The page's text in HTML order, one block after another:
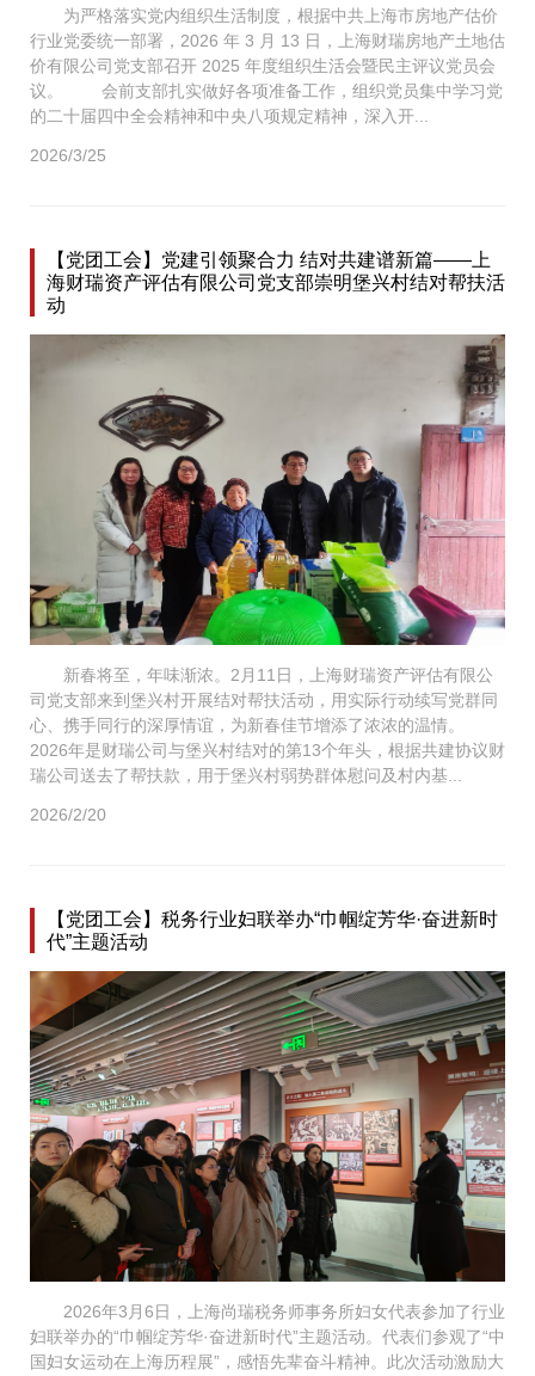
为严格落实党内组织生活制度，根据中共上海市房地产估价
行业党委统一部署，2026 年 3 月 13 日，上海财瑞房地产土地估
价有限公司党支部召开 2025 年度组织生活会暨民主评议党员会
议。 会前支部扎实做好各项准备工作，组织党员集中学习党
的二十届四中全会精神和中央八项规定精神，深入开...
2026/3/25
【党团工会】党建引领聚合力 结对共建谱新篇——上
海财瑞资产评估有限公司党支部崇明堡兴村结对帮扶活
动
新春将至，年味渐浓。2月11日，上海财瑞资产评估有限公
司党支部来到堡兴村开展结对帮扶活动，用实际行动续写党群同
心、携手同行的深厚情谊，为新春佳节增添了浓浓的温情。
2026年是财瑞公司与堡兴村结对的第13个年头，根据共建协议财
瑞公司送去了帮扶款，用于堡兴村弱势群体慰问及村内基...
2026/2/20
【党团工会】税务行业妇联举办“巾帼绽芳华·奋进新时
代”主题活动
2026年3月6日，上海尚瑞税务师事务所妇女代表参加了行业
妇联举办的“巾帼绽芳华·奋进新时代”主题活动。代表们参观了“中
国妇女运动在上海历程展”，感悟先辈奋斗精神。此次活动激励大